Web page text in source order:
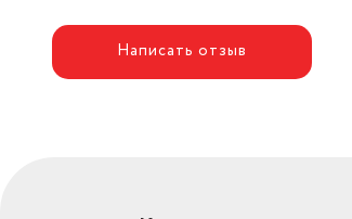
Написать отзыв